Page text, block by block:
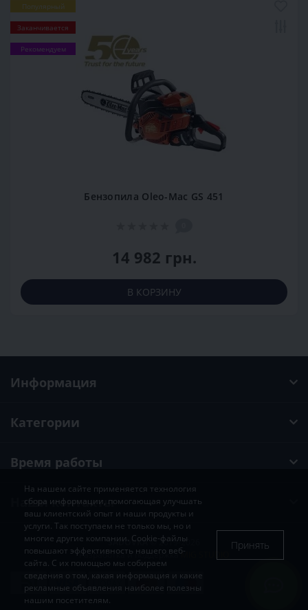
Популярный
Заканчивается
Рекомендуем
Бензопила Oleo-Mac GS 451
14 982 грн.
В КОРЗИНУ
Информация
Категории
Время работы
Наши контакты
SADOVKA© 2019-2026
Разработка и поддержкаMIG STUDIO
На нашем сайте применяется технология
сбора информации, помогающая улучшать
ваш клиентский опыт и наши продукты и
услуги. Так поступаем не только мы, но и
многие другие компании. Cookie-файлы
повышают эффективность нашего веб-
сайта. С их помощью мы собираем
сведения о том, какая информация и какие
рекламные объявления наиболее полезны
нашим посетителям.
Принять